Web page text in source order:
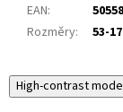
EAN:
Rozměry: 53-
High-contrast mode